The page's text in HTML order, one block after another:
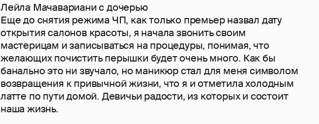
Лейла Мачавариани с дочерью
Еще до снятия режима ЧП, как только премьер назвал дату
открытия салонов красоты, я начала звонить своим
мастерицам и записываться на процедуры, понимая, что
желающих почистить перышки будет очень много. Как бы
банально это ни звучало, но маникюр стал для меня символом
возвращения к привычной жизни, что я и отметила холодным
латте по пути домой. Девичьи радости, из которых и состоит
наша жизнь.